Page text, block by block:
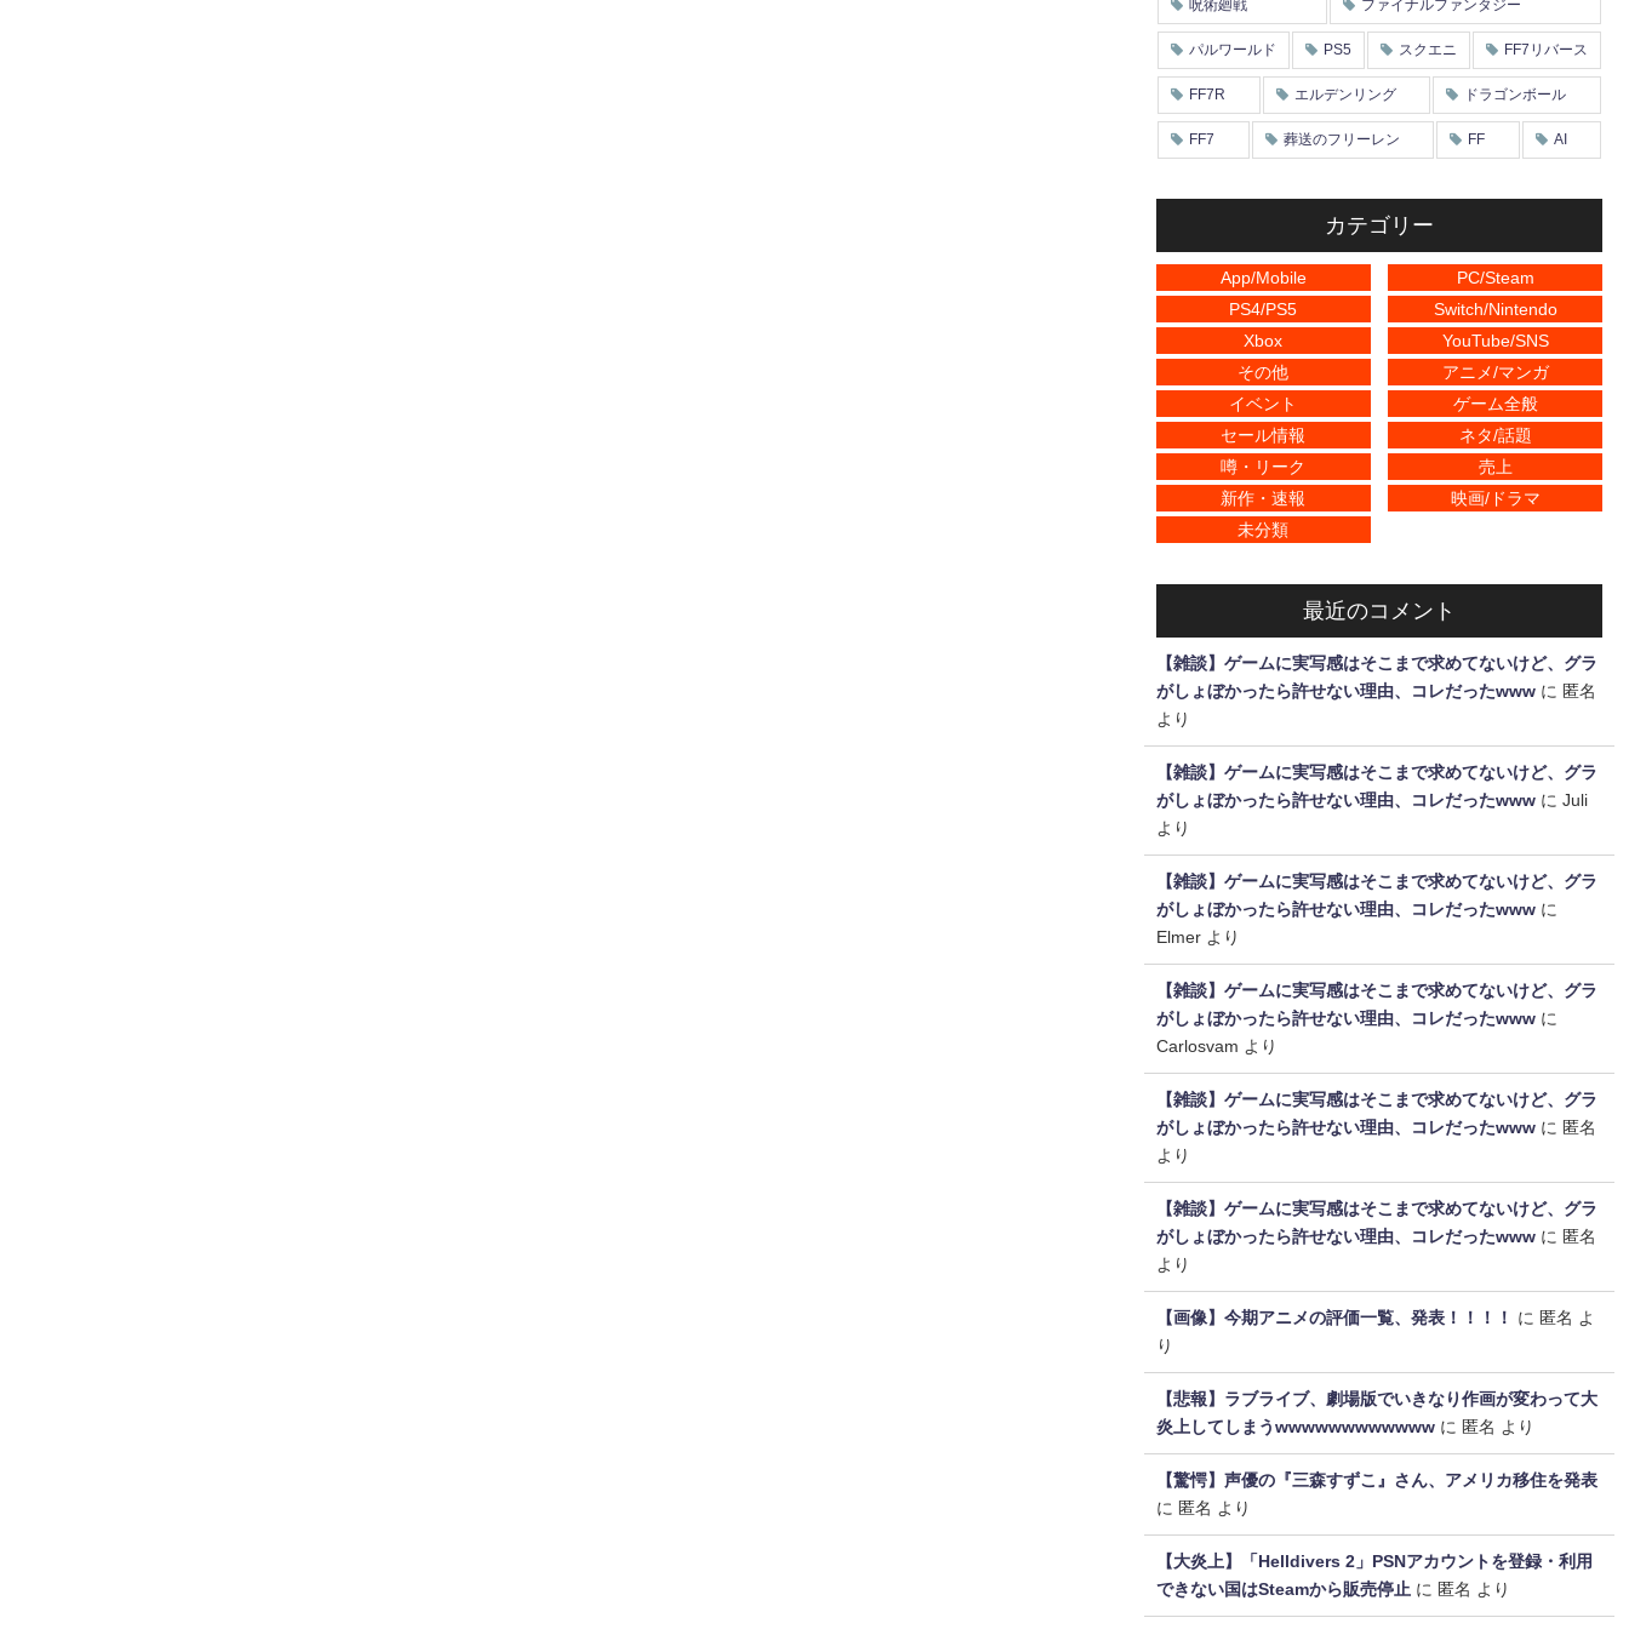
呪術廻戦 ファイナルファンタジー
パルワールド PS5 スクエニ FF7リバース
FF7R エルデンリング ドラゴンボール
FF7 葬送のフリーレン FF AI
カテゴリー
App/Mobile
PC/Steam
PS4/PS5
Switch/Nintendo
Xbox
YouTube/SNS
その他
アニメ/マンガ
イベント
ゲーム全般
セール情報
ネタ/話題
噂・リーク
売上
新作・速報
映画/ドラマ
未分類
最近のコメント
【雑談】ゲームに実写感はそこまで求めてないけど、グラ
がしょぼかったら許せない理由、コレだったwww に 匿名
より
【雑談】ゲームに実写感はそこまで求めてないけど、グラ
がしょぼかったら許せない理由、コレだったwww に Juli
より
【雑談】ゲームに実写感はそこまで求めてないけど、グラ
がしょぼかったら許せない理由、コレだったwww に
Elmer より
【雑談】ゲームに実写感はそこまで求めてないけど、グラ
がしょぼかったら許せない理由、コレだったwww に
Carlosvam より
【雑談】ゲームに実写感はそこまで求めてないけど、グラ
がしょぼかったら許せない理由、コレだったwww に 匿名
より
【雑談】ゲームに実写感はそこまで求めてないけど、グラ
がしょぼかったら許せない理由、コレだったwww に 匿名
より
【画像】今期アニメの評価一覧、発表！！！！ に 匿名 よ
り
【悲報】ラブライブ、劇場版でいきなり作画が変わって大
炎上してしまうwwwwwwwwwwww に 匿名 より
【驚愕】声優の『三森すずこ』さん、アメリカ移住を発表
に 匿名 より
【大炎上】「Helldivers 2」PSNアカウントを登録・利用
できない国はSteamから販売停止 に 匿名 より